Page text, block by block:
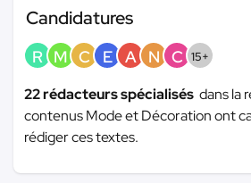
Candidatures
R M C E A N C 15+
22 rédacteurs spécialisés dans la
contenus Mode et Décoration ont
rédiger ces textes.